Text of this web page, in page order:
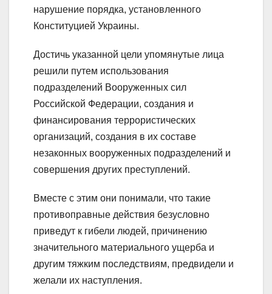
нарушение порядка, установленного
Конституцией Украины.
Достичь указанной цели упомянутые лица
решили путем использования
подразделений Вооруженных сил
Российской Федерации, создания и
финансирования террористических
организаций, создания в их составе
незаконных вооруженных подразделений и
совершения других преступлений.
Вместе с этим они понимали, что такие
противоправные действия безусловно
приведут к гибели людей, причинению
значительного материального ущерба и
другим тяжким последствиям, предвидели и
желали их наступления.